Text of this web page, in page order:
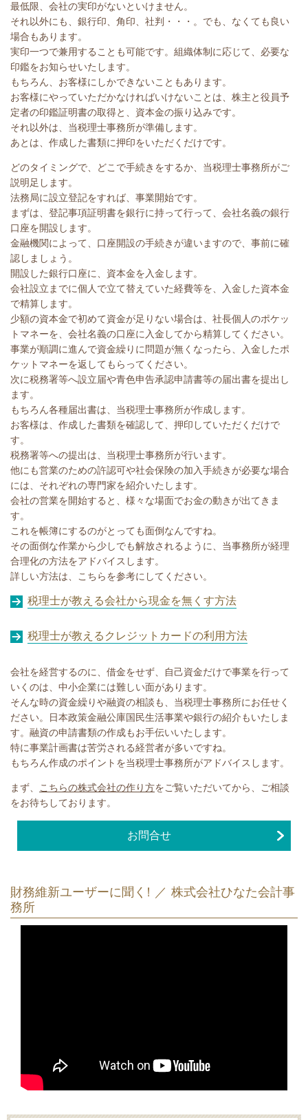
最低限、会社の実印がないといけません。
それ以外にも、銀行印、角印、社判・・・。でも、なくても良い
場合もあります。
実印一つで兼用することも可能です。組織体制に応じて、必要な
印鑑をお知らせいたします。
もちろん、お客様にしかできないこともあります。
お客様にやっていただかなければいけないことは、株主と役員予
定者の印鑑証明書の取得と、資本金の振り込みです。
それ以外は、当税理士事務所が準備します。
あとは、作成した書類に押印をいただくだけです。
どのタイミングで、どこで手続きをするか、当税理士事務所がご
説明足します。
法務局に設立登記をすれば、事業開始です。
まずは、登記事項証明書を銀行に持って行って、会社名義の銀行
口座を開設します。
金融機関によって、口座開設の手続きが違いますので、事前に確
認しましょう。
開設した銀行口座に、資本金を入金します。
会社設立までに個人で立て替えていた経費等を、入金した資本金
で精算します。
少額の資本金で初めて資金が足りない場合は、社長個人のポケッ
トマネーを、会社名義の口座に入金してから精算してください。
事業が順調に進んで資金繰りに問題が無くなったら、入金したポ
ケットマネーを返してもらってください。
次に税務署等へ設立届や青色申告承認申請書等の届出書を提出し
ます。
もちろん各種届出書は、当税理士事務所が作成します。
お客様は、作成した書類を確認して、押印していただくだけで
す。
税務署等への提出は、当税理士事務所が行います。
他にも営業のための許認可や社会保険の加入手続きが必要な場合
には、それぞれの専門家を紹介いたします。
会社の営業を開始すると、様々な場面でお金の動きが出てきま
す。
これを帳簿にするのがとっても面倒なんですね。
その面倒な作業から少しでも解放されるように、当事務所が経理
合理化の方法をアドバイスします。
詳しい方法は、こちらを参考にしてください。
税理士が教える会社から現金を無くす方法
税理士が教えるクレジットカードの利用方法
会社を経営するのに、借金をせず、自己資金だけで事業を行って
いくのは、中小企業には難しい面があります。
そんな時の資金繰りや融資の相談も、当税理士事務所にお任せく
ださい。日本政策金融公庫国民生活事業や銀行の紹介もいたしま
す。融資の申請書類の作成もお手伝いいたします。
​特に事業計画書は苦労される経営者が多いですね。
もちろん作成のポイントを当税理士事務所がアドバイスします。
まず、 こちらの株式会社の作り方をご覧いただいてから、ご相談
をお待ちしております。
お問合せ
財務維新ユーザーに聞く! ／ 株式会社ひなた会計事
務所